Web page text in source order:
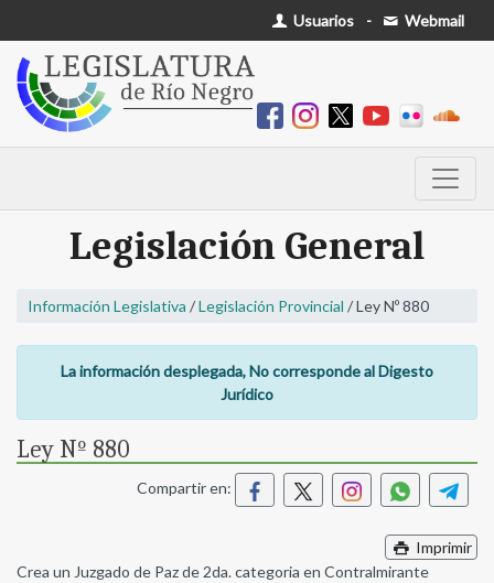
Usuarios - Webmail
Legislación General
Información Legislativa /Legislación Provincial / Ley Nº 880
La información desplegada, No corresponde al Digesto
Jurídico
Ley Nº 880
Compartir en:
Imprimir
Crea un Juzgado de Paz de 2da. categoria en Contralmirante